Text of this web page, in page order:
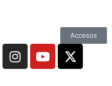
Accesos